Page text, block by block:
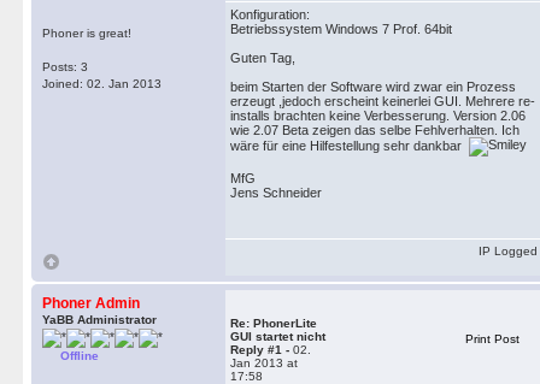
Phoner is great!
Posts: 3
Joined: 02. Jan 2013
Konfiguration:
Betriebssystem Windows 7 Prof. 64bit
Guten Tag,
beim Starten der Software wird zwar ein Prozess
erzeugt ,jedoch erscheint keinerlei GUI. Mehrere re-
installs brachten keine Verbesserung. Version 2.06
wie 2.07 Beta zeigen das selbe Fehlverhalten. Ich
wäre für eine Hilfestellung sehr dankbar
MfG
Jens Schneider
IP Logged
Phoner Admin
YaBB Administrator
Offline
Re: PhonerLite
GUI startet nicht
Reply #1 - 02.
Jan 2013 at
17:58
Print Post